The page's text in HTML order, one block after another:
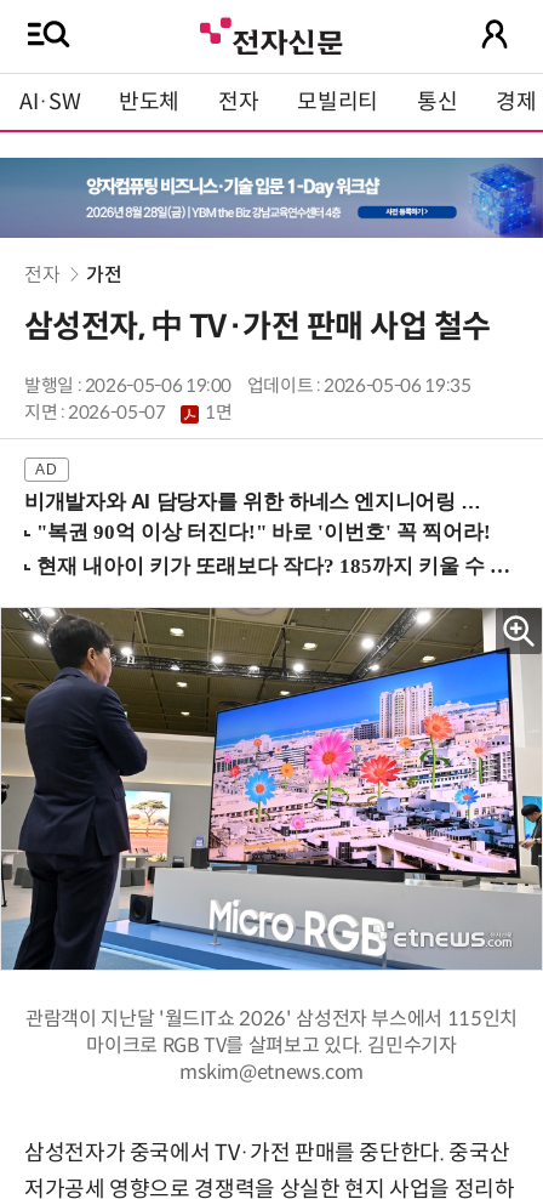
AI·SW 반도체 전자 모빌리티 통신 경제
전자 가전
삼성전자, 中 TV·가전 판매 사업 철수
발행일 : 2026-05-06 19:00
업데이트 : 2026-05-06 19:35
지면 :2026-05-07 1면
비개발자와 AI 담당자를 위한 하네스 엔지니어링 입문과정 (8/20 신논현역)
관람객이 지난달 '월드IT쇼 2026' 삼성전자 부스에서 115인치
마이크로 RGB TV를 살펴보고 있다. 김민수기자
mskim@etnews.com
삼성전자가 중국에서 TV·가전 판매를 중단한다. 중국산
저가공세 영향으로 경쟁력을 상실한 현지 사업을 정리하